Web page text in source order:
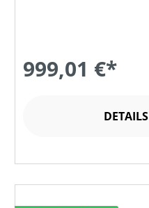
999,01 €*
DETAILS